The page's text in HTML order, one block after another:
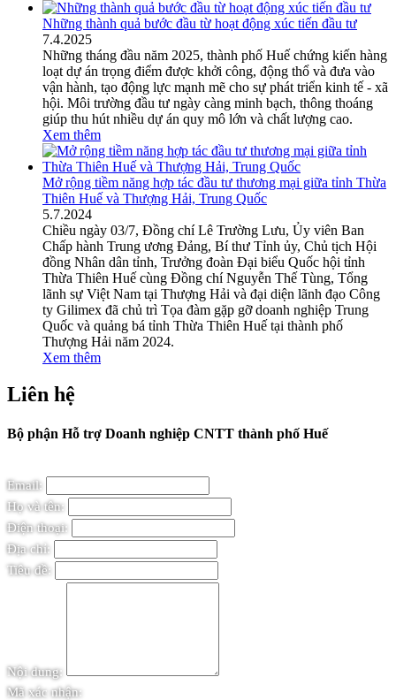
Những thành quả bước đầu từ hoạt động xúc tiến đầu tư
7.4.2025
Những tháng đầu năm 2025, thành phố Huế chứng kiến hàng
loạt dự án trọng điểm được khởi công, động thổ và đưa vào
vận hành, tạo động lực mạnh mẽ cho sự phát triển kinh tế - xã
hội. Môi trường đầu tư ngày càng minh bạch, thông thoáng
giúp thu hút nhiều dự án quy mô lớn và chất lượng cao.
Xem thêm
Mở rộng tiềm năng hợp tác đầu tư thương mại giữa tỉnh Thừa
Thiên Huế và Thượng Hải, Trung Quốc
5.7.2024
Chiều ngày 03/7, Đồng chí Lê Trường Lưu, Ủy viên Ban
Chấp hành Trung ương Đảng, Bí thư Tỉnh ủy, Chủ tịch Hội
đồng Nhân dân tỉnh, Trưởng đoàn Đại biểu Quốc hội tỉnh
Thừa Thiên Huế cùng Đồng chí Nguyễn Thế Tùng, Tổng
lãnh sự Việt Nam tại Thượng Hải và đại diện lãnh đạo Công
ty Gilimex đã chủ trì Tọa đàm gặp gỡ doanh nghiệp Trung
Quốc và quảng bá tỉnh Thừa Thiên Huế tại thành phố
Thượng Hải năm 2024.
Xem thêm
Liên hệ
Bộ phận Hỗ trợ Doanh nghiệp CNTT thành phố Huế
Email:
Họ và tên:
Điện thoại:
Địa chỉ:
Tiêu đề:
Nội dung:
Mã xác nhận: